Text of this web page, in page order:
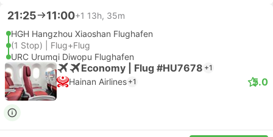
21:25 11:00+1 13h, 35m
HGH Hangzhou Xiaoshan Flughafen
(1 Stop) | Flug+Flug
URC Urumqi Diwopu Flughafen
Economy | Flug #HU7678 +1
Hainan Airlines +1 5.0